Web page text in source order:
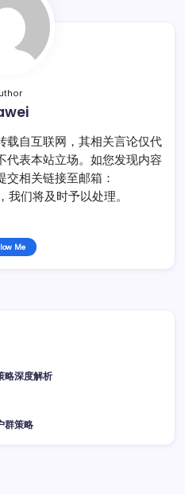
载自互联网，其相关言论仅代
代表本站立场。如您发现内容
相关链接至邮箱：
们将及时予以处理。
Me
略深度解析
群策略